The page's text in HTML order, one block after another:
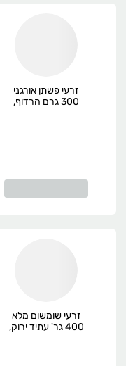
זרעי פשתן אורגני
300 גרם הרדוף,
זרעי שומשום מלא
400 גר' עתיד ירוק,